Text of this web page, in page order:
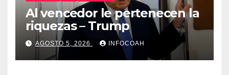
Al vencedor le pertenecen la
riquezas – Trump
AGOSTO 5, 2026 INFOCOAH